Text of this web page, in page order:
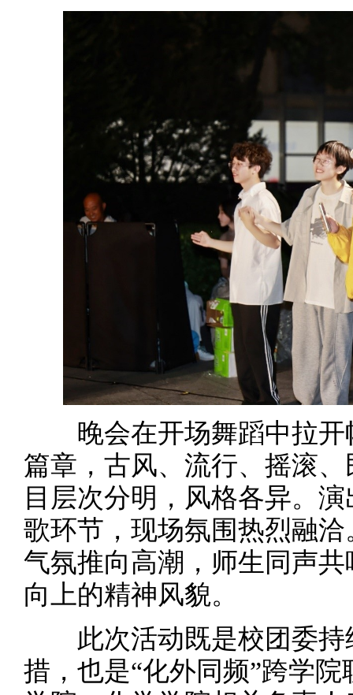
晚会在开场舞蹈中拉开
篇章，古风、流行、摇滚
目层次分明，风格各异。
歌环节，现场氛围热烈融
气氛推向高潮，师生同声
向上的精神风貌。
此次活动既是校团委持
措，也是“化外同频”跨学